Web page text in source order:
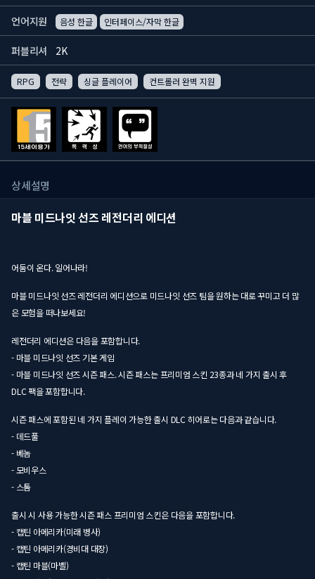
언어지원 음성 한글 인터페이스/자막 한글
퍼블리셔 2K
RPG 전략 싱글 플레이어 컨트롤러 완벽 지원
상세설명
마블 미드나잇 선즈 레전더리 에디션
어둠이 온다. 일어나라!
마블 미드나잇 선즈 레전더리 에디션으로 미드나잇 선즈 팀을 원하는 대로 꾸미고 더 많
은 모험을 떠나보세요!
레전더리 에디션은 다음을 포함합니다.
- 마블 미드나잇 선즈 기본 게임
- 마블 미드나잇 선즈 시즌 패스. 시즌 패스는 프리미엄 스킨 23종과 네 가지 출시 후
DLC 팩을 포함합니다.
시즌 패스에 포함된 네 가지 플레이 가능한 출시 DLC 히어로는 다음과 같습니다.
- 데드풀
- 베놈
- 모비우스
- 스톰
출시 시 사용 가능한 시즌 패스 프리미엄 스킨은 다음을 포함합니다.
- 캡틴 아메리카(미래 병사)
- 캡틴 아메리카(경비대 대장)
- 캡틴 마블(마벨)